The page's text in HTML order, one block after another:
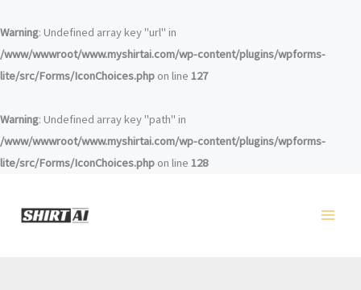
Warning: Undefined array key "url" in
/www/wwwroot/www.myshirtai.com/wp-content/plugins/wpforms-
lite/src/Forms/IconChoices.php on line 127
Warning: Undefined array key "path" in
/www/wwwroot/www.myshirtai.com/wp-content/plugins/wpforms-
lite/src/Forms/IconChoices.php on line 128
к
содержанию